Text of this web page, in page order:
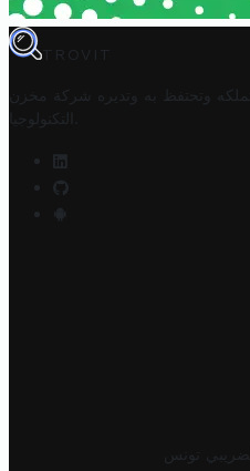
TROVIT
وتحتفظ به وتديره
شركة مخزن
التكنولوجيا
تونس